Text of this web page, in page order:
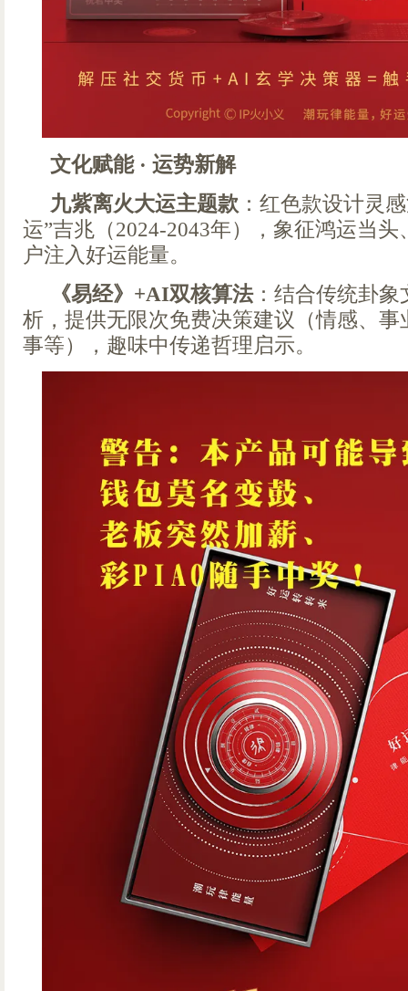
文化赋能 · 运势新解
九紫离火大运主题款 ：红色款设计灵
运”吉兆（2024-2043年），象征鸿运当
户注入好运能量。
《易经》+AI双核算法：结合传统卦
析，提供无限次免费决策建议（情感、
事等），趣味中传递哲理启示。